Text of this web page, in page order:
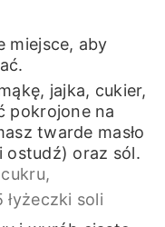
miejsce, aby
jajka, cukier,
pokrojone na
twarde masło
ostudź) oraz sól.
łyżeczki soli